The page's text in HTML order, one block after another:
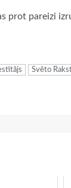
prot pareizi
Svēto